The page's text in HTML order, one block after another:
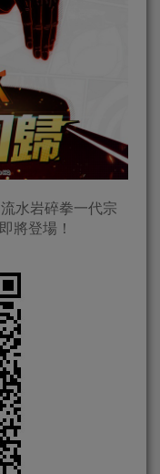
水岩碎拳一代宗
將登場！